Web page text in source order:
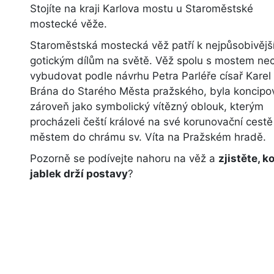
Stojíte na kraji Karlova mostu u Staroměstské
mostecké věže.
Staroměstská mostecká věž patří k
gotickým dílům na světě. Věž spolu s mostem
vybudovat podle návrhu Petra Parléře císař Karel
Brána do Starého Města pražského, byla
zároveň jako symbolický vítězný oblouk, kterým
procházeli čeští králové na své korunovační cestě
městem do chrámu sv. Víta na Pražském hradě.
Pozorně se podívejte nahoru na věž a zjistěte,
jablek drží postavy?